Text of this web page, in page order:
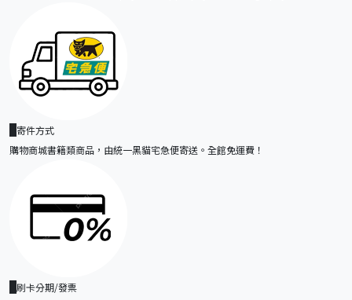
寄件方式
購物商城書籍類商品，由統一黑貓宅急便寄送。全館免運費！
刷卡分期/發票